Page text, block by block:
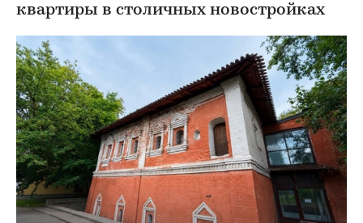
квартиры в столичных новостройках